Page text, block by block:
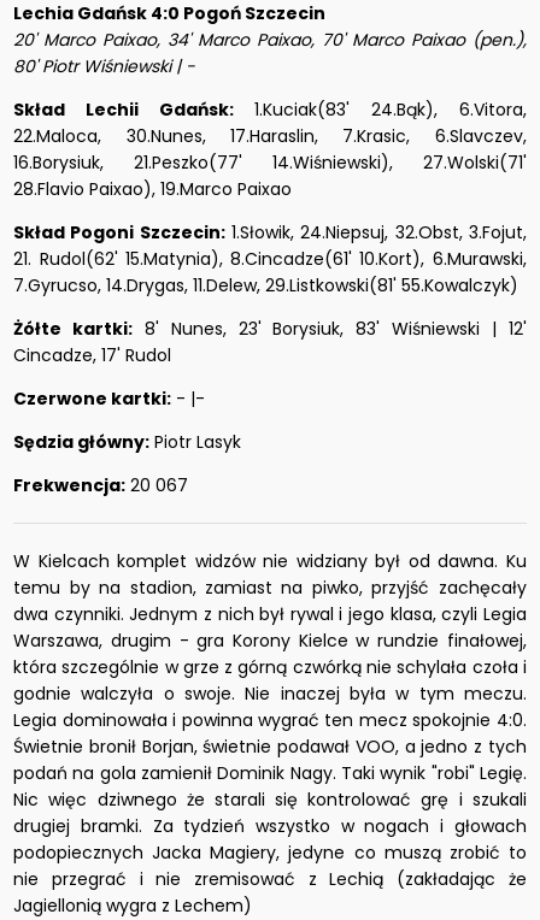
Lechia Gdańsk 4:0 Pogoń Szczecin
20' Marco Paixao, 34' Marco Paixao, 70' Marco Paixao (pen.),
80' Piotr Wiśniewski | -
Skład Lechii Gdańsk:1.Kuciak(83' 24.Bąk), 6.Vitora,
22.Maloca, 30.Nunes, 17.Haraslin, 7.Krasic, 6.Slavczev,
16.Borysiuk, 21.Peszko(77' 14.Wiśniewski), 27.Wolski(71'
28.Flavio Paixao), 19.Marco Paixao
Skład Pogoni Szczecin:1.Słowik, 24.Niepsuj, 32.Obst, 3.Fojut,
21. Rudol(62' 15.Matynia), 8.Cincadze(61' 10.Kort), 6.Murawski,
7.Gyrucso, 14.Drygas, 11.Delew, 29.Listkowski(81' 55.Kowalczyk)
Żółte kartki: 8' Nunes, 23' Borysiuk, 83' Wiśniewski | 12'
Cincadze, 17' Rudol
Czerwone kartki: - |-
Sędzia główny: Piotr Lasyk
Frekwencja: 20 067
W Kielcach komplet widzów nie widziany był od dawna. Ku
temu by na stadion, zamiast na piwko, przyjść zachęcały
dwa czynniki. Jednym z nich był rywal i jego klasa, czyli Legia
Warszawa, drugim - gra Korony Kielce w rundzie finałowej,
która szczególnie w grze z górną czwórką nie schylała czoła i
godnie walczyła o swoje. Nie inaczej była w tym meczu.
Legia dominowała i powinna wygrać ten mecz spokojnie 4:0.
Świetnie bronił Borjan, świetnie podawał VOO, a jedno z tych
podań na gola zamienił Dominik Nagy. Taki wynik "robi" Legię.
Nic więc dziwnego że starali się kontrolować grę i szukali
drugiej bramki. Za tydzień wszystko w nogach i głowach
podopiecznych Jacka Magiery, jedyne co muszą zrobić to
nie przegrać i nie zremisować z Lechią (zakładając że
Jagiellonią wygra z Lechem)